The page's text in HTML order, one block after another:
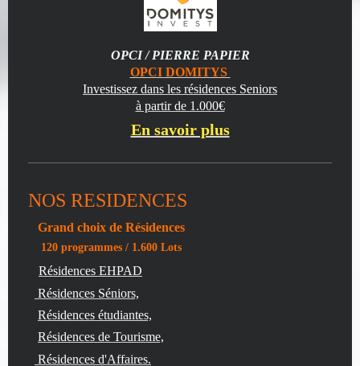
OPCI / PIERRE PAPIER
OPCI DOMITYS
Investissez dans les résidences Seniors
à partir de 1.000€
En savoir plus
NOS RESIDENCES
Grand choix de Résidences
120 programmes / 1.600 Lots
Résidences EHPAD
Résidences Séniors,
Résidences étudiantes,
Résidences de Tourisme,
Résidences d'Affaires.